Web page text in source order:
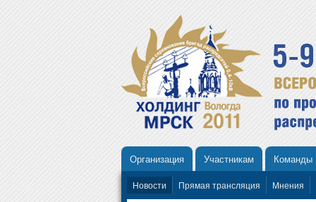
Организация Участникам Команды
Новости Прямая трансляция Мнения